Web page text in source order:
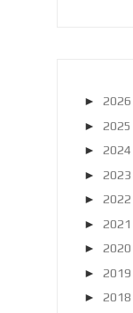
► 2026
► 2025
► 2024
► 2023
► 2022
► 2021
► 2020
► 2019
► 2018